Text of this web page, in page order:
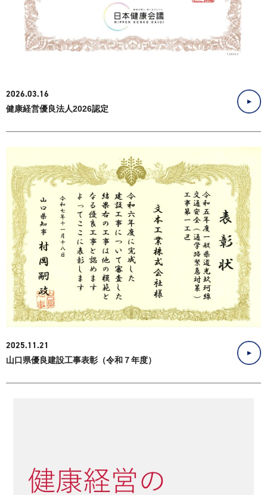
2026.03.16
健康経営優良法人2026認定
2025.11.21
山口県優良建設工事表彰（令和７年度）